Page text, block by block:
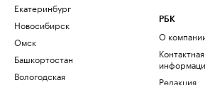
Екатеринбург
Новосибирск
Омск
Башкортостан
Вологодская
РБК
О
Контактная
Редакция